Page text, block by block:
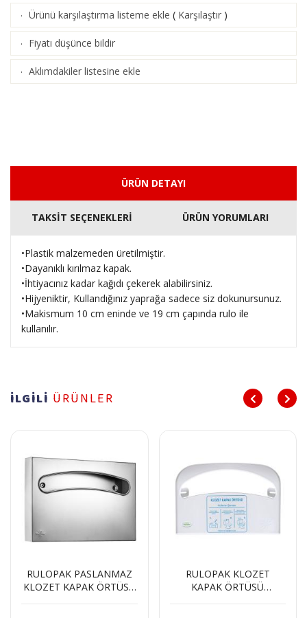
· Ürünü karşılaştırma listeme ekle ( Karşılaştır )
· Fiyatı düşünce bildir
· Aklımdakiler listesine ekle
ÜRÜN DETAYI
TAKSİT SEÇENEKLERİ ÜRÜN YORUMLARI
•Plastik malzemeden üretilmiştir.
•Dayanıklı kırılmaz kapak.
•İhtiyacınız kadar kağıdı çekerek alabilirsiniz.
•Hijyeniktir, Kullandığınız yaprağa sadece siz dokunursunuz.
•Makismum 10 cm eninde ve 19 cm çapında rulo ile
kullanılır.
İLGİLİ ÜRÜNLER
RULOPAK PASLANMAZ
KLOZET KAPAK ÖRTÜSÜ
RULOPAK KLOZET
KAPAK ÖRTÜSÜ